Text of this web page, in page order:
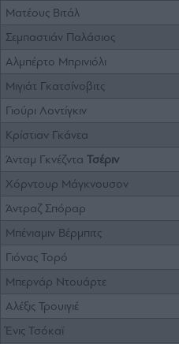
Ματέους Βιτάλ
Σεμπαστιάν Παλάσιος
Αλμπέρτο Μπρινιόλι
Μιγιάτ Γκατσίνοβιτς
Γιούρι Λοντίγκιν
Κρίστιαν Γκάνεα
Άνταμ Γκνέζντα Τσέριν
Χόρντουρ Μάγκνουσον
Άντραζ Σπόραρ
Μπένιαμιν Βέρμπιτς
Γιόνας Τορό
Μπερνάρ Ντουάρτε
Αλέξις Τρουιγιέ
Ένις Τσόκαϊ